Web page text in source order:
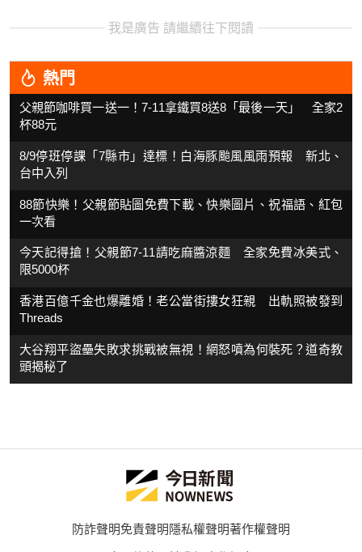
我是廣告 請繼續往下閱讀
熱門
父親節咖啡買一送一！7-11拿鐵買8送8「最後一天」 全家2
杯88元
8/9停班停課「7縣市」達標！白海豚颱風風雨預報 新北、
台中入列
88節快樂！父親節貼圖免費下載、快樂圖片、祝福語、紅包
一次看
今天記得搶！父親節7-11請吃麻醬涼麵 全家免費冰美式、
限5000杯
香港百億千金也爆離婚！老公當街摟女狂親 出軌照被發到
Threads
大谷翔平盜壘失敗求挑戰被無視！網怒噴為何裝死？道奇教
頭揭秘了
防詐聲明免責聲明隱私權聲明著作權聲明